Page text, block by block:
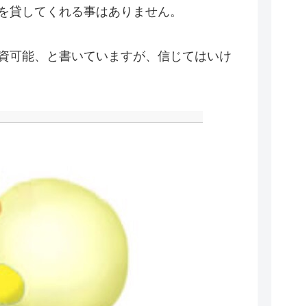
してくれる事はありません。
可能、と書いていますが、信じてはいけ